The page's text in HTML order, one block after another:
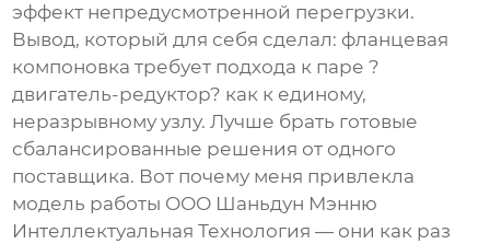
эффект непредусмотренной перегрузки.
Вывод, который для себя сделал: фланцевая
компоновка требует подхода к паре ?
двигатель-редуктор? как к единому,
неразрывному узлу. Лучше брать готовые
сбалансированные решения от одного
поставщика. Вот почему меня привлекла
модель работы ООО Шаньдун Мэнню
Интеллектуальная Технология — они как раз